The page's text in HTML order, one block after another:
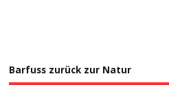
Barfuss zurück zur Natur